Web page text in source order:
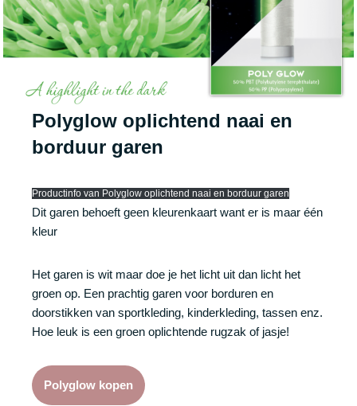
Polyglow oplichtend naai en
borduur garen
Productinfo van Polyglow oplichtend naai en borduur garen
Dit garen behoeft geen kleurenkaart want er is maar één
kleur
Het garen is wit maar doe je het licht uit dan licht het
groen op. Een prachtig garen voor borduren en
doorstikken van sportkleding, kinderkleding, tassen enz.
Hoe leuk is een groen oplichtende rugzak of jasje!
Polyglow kopen